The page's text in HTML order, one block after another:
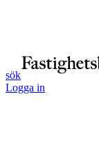
sök
Logga in